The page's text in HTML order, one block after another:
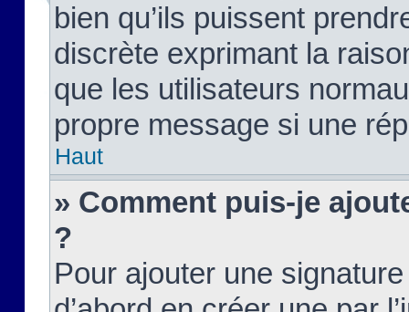
bien qu’ils puissent
discrète exprimant la
que les utilisateurs
propre message si une
Haut
» Comment puis-je
?
Pour ajouter une